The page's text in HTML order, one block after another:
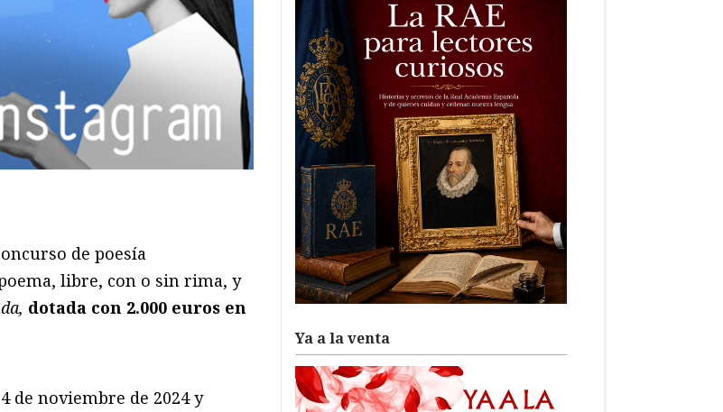
de poesía
libre, con o sin rima, y
dotada con 2.000 euros en
de noviembre de 2024 y
Ya a la venta